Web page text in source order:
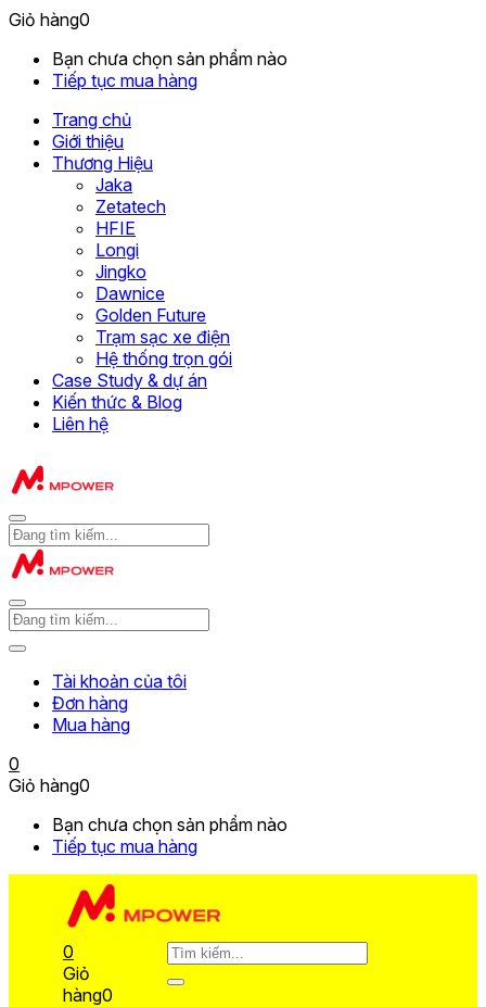
Giỏ hàng0
Bạn chưa chọn sản phẩm nào
Tiếp tục mua hàng
Trang chủ
Giới thiệu
Thương Hiệu
Jaka
Zetatech
HFIE
Longi
Jingko
Dawnice
Golden Future
Trạm sạc xe điện
Hệ thống trọn gói
Case Study & dự án
Kiến thức & Blog
Liên hệ
Tài khoản của tôi
Đơn hàng
Mua hàng
0
Giỏ hàng0
Bạn chưa chọn sản phẩm nào
Tiếp tục mua hàng
0
Giỏ
hàng0